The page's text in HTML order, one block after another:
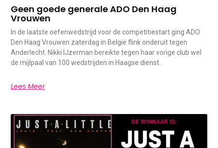
Geen goede generale ADO Den Haag
Vrouwen
In de laatste oefenwedstrijd voor de competitiestart ging ADO
Den Haag Vrouwen zaterdag in België flink onderuit tegen
Anderlecht. Nikki IJzerman bereikte tegen haar vorige club wel
de mijlpaal van 100 wedstrijden in Haagse dienst.
Lees Meer